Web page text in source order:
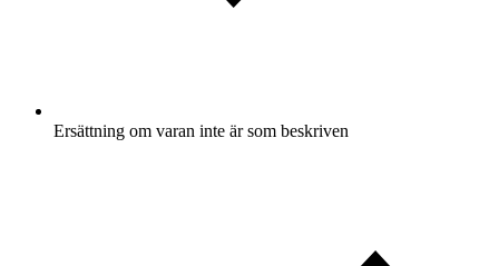
Ersättning om varan inte är som beskriven